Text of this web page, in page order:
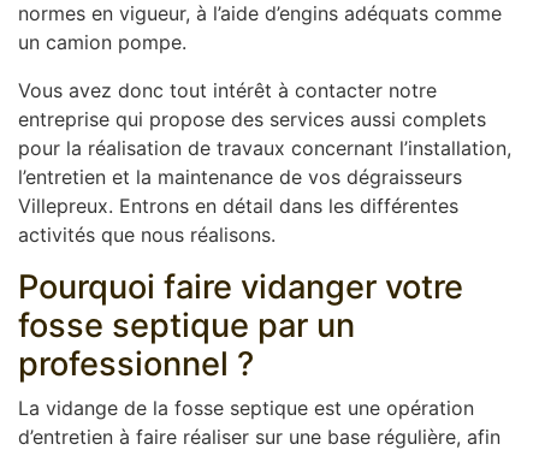
normes en vigueur, à l’aide d’engins adéquats comme
un camion pompe.
Vous avez donc tout intérêt à contacter notre
entreprise qui propose des services aussi complets
pour la réalisation de travaux concernant l’installation,
l’entretien et la maintenance de vos dégraisseurs
Villepreux. Entrons en détail dans les différentes
activités que nous réalisons.
Pourquoi faire vidanger votre
fosse septique par un
professionnel ?
La vidange de la fosse septique est une opération
d’entretien à faire réaliser sur une base régulière, afin